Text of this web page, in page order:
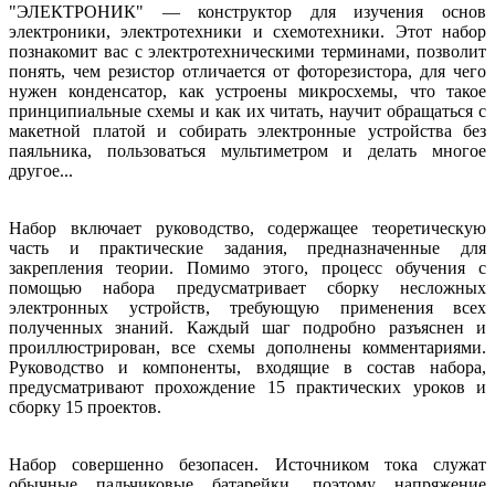
"ЭЛЕКТРОНИК" — конструктор для изучения основ
электроники, электротехники и схемотехники. Этот набор
познакомит вас с электротехническими терминами, позволит
понять, чем резистор отличается от фоторезистора, для чего
нужен конденсатор, как устроены микросхемы, что такое
принципиальные схемы и как их читать, научит обращаться с
макетной платой и собирать электронные устройства без
паяльника, пользоваться мультиметром и делать многое
другое...
Набор включает руководство, содержащее теоретическую
часть и практические задания, предназначенные для
закрепления теории. Помимо этого, процесс обучения с
помощью набора предусматривает сборку несложных
электронных устройств, требующую применения всех
полученных знаний. Каждый шаг подробно разъяснен и
проиллюстрирован, все схемы дополнены комментариями.
Руководство и компоненты, входящие в состав набора,
предусматривают прохождение 15 практических уроков и
сборку 15 проектов.
Набор совершенно безопасен. Источником тока служат